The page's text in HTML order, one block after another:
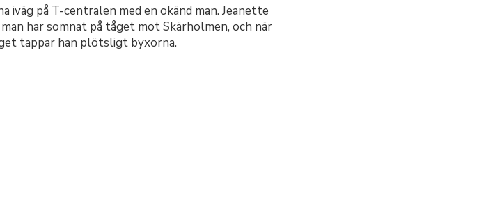
iväg på T-centralen med en okänd man. Jeanette
har somnat på tåget mot Skärholmen, och när
tappar han plötsligt byxorna.